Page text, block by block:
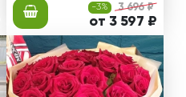
-3% 3 696 ₽
от 3 597 ₽